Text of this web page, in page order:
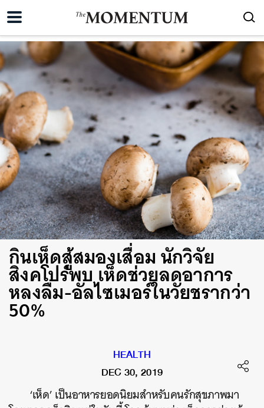
กินเห็ดสู้สมองเสื่อม นักวิจัย
สิงคโปร์พบ เห็ดช่วยลดอาการ
หลงลืม-อัลไซเมอร์ในวัยชรากว่า
50%
HEALTH
DEC 30, 2019
‘เห็ด’ เป็นอาหารยอดนิยมสำหรับคนรักสุขภาพมา